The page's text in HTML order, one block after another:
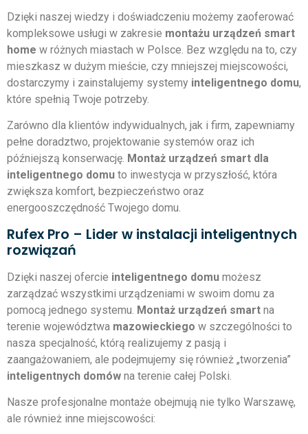
Dzięki naszej wiedzy i doświadczeniu możemy zaoferować
kompleksowe usługi w zakresie montażu urządzeń smart
home w różnych miastach w Polsce. Bez względu na to, czy
mieszkasz w dużym mieście, czy mniejszej miejscowości,
dostarczymy i zainstalujemy systemy inteligentnego domu,
które spełnią Twoje potrzeby.
Zarówno dla klientów indywidualnych, jak i firm, zapewniamy
pełne doradztwo, projektowanie systemów oraz ich
późniejszą konserwację. Montaż urządzeń smart dla
inteligentnego domu to inwestycja w przyszłość, która
zwiększa komfort, bezpieczeństwo oraz
energooszczędność Twojego domu.
Rufex Pro – Lider w instalacji inteligentnych
rozwiązań
Dzięki naszej ofercie inteligentnego domu możesz
zarządzać wszystkimi urządzeniami w swoim domu za
pomocą jednego systemu. Montaż urządzeń smart na
terenie województwa mazowieckiego w szczególności to
nasza specjalność, którą realizujemy z pasją i
zaangażowaniem, ale podejmujemy się również „tworzenia”
inteligentnych domów na terenie całej Polski.
Nasze profesjonalne montaże obejmują nie tylko Warszawę,
ale również inne miejscowości: